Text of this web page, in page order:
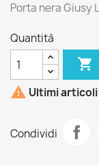
Porta nera Giusy
Quantità

 Ultimi
Condividi